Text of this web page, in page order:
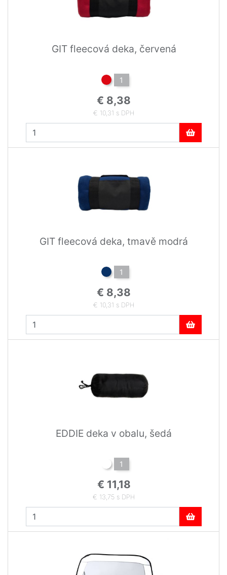
GIT fleecová deka, červená
1
€ 8,38
€ 10,31 s DPH
GIT fleecová deka, tmavě modrá
1
€ 8,38
€ 10,31 s DPH
EDDIE deka v obalu, šedá
1
€ 11,18
€ 13,75 s DPH